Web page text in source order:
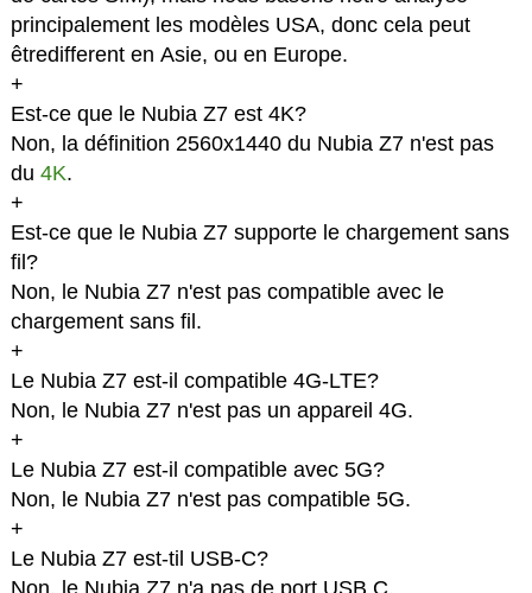
principalement les modèles USA, donc cela peut
êtredifferent en Asie, ou en Europe.
+
Est-ce que le Nubia Z7 est 4K?
Non, la définition 2560x1440 du Nubia Z7 n'est pas
du 4K.
+
Est-ce que le Nubia Z7 supporte le chargement sans
fil?
Non, le Nubia Z7 n'est pas compatible avec le
chargement sans fil.
+
Le Nubia Z7 est-il compatible 4G-LTE?
Non, le Nubia Z7 n'est pas un appareil 4G.
+
Le Nubia Z7 est-il compatible avec 5G?
Non, le Nubia Z7 n'est pas compatible 5G.
+
Le Nubia Z7 est-til USB-C?